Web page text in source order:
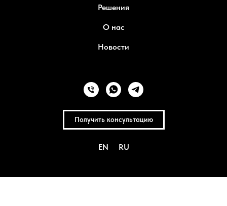
Решения
О нас
Новости
Получить консультацию
EN RU